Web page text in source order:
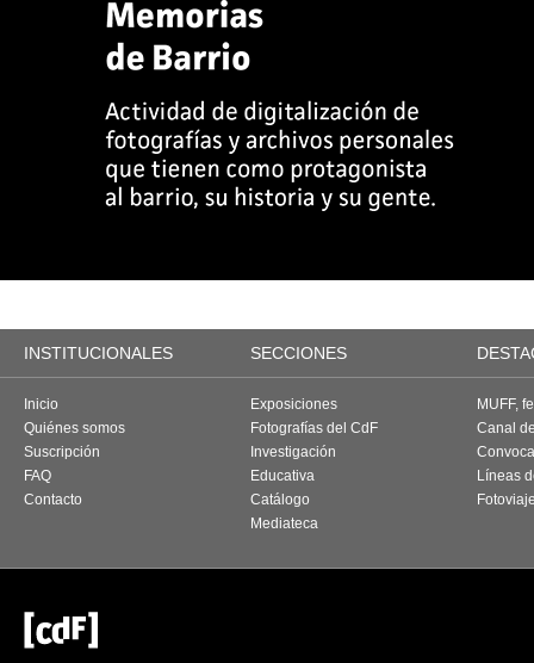
INSTITUCIONALES SECCIONES
Inicio
Quiénes somos
Suscripción
FAQ
Contacto
Exposiciones
Fotografías del CdF
Investigación
Educativa
Catálogo
Mediateca
MUFF,
Canal
Líneas